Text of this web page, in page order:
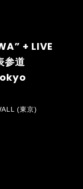
+ LIVE
参道
(東京)